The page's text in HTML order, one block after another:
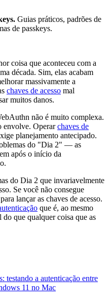
. Guias práticos, padrões de
de passkeys.
coisa que aconteceu com a
década. Sim, elas acabam
massivamente a
chaves de acesso mal
muitos danos.
não é muito complexa.
envolve. Operarchaves de
planejamento antecipado.
do "Dia 2" — as
após o início da
do Dia 2 que invariavelmente
Se você não consegue
lançar as chaves de acesso.
que é, ao mesmo
que qualquer coisa que as
testando a autenticação entre
11 no Mac